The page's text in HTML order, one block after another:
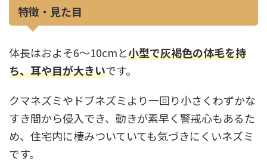
特徴・見た目
体長はおよそ6〜10cmと小型で灰褐色の体毛を持
ち、耳や目が大きいです。
クマネズミやドブネズミより一回り小さくわずかな
すき間から侵入でき、動きが素早く警戒心もあるた
め、住宅内に棲みついていても気づきにくいネズミ
です。